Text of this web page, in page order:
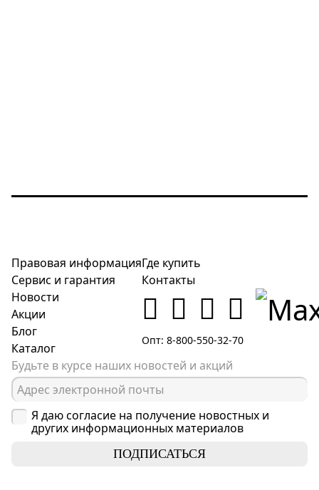
Правовая информация
Сервис и гарантия
Новости
Акции
Блог
Каталог
Где купить
Контакты
Опт: 8-800-550-32-70
Будьте в курсе наших новостей и акций
Я даю согласие на получение новостных и
других информационных материалов
ПОДПИСАТЬСЯ